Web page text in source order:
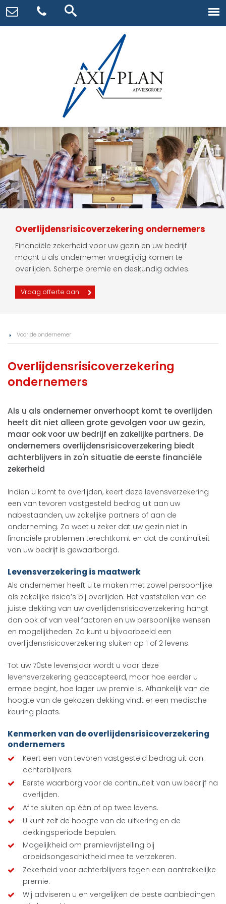
Overlijdensrisicoverzekering ondernemers
Financiële zekerheid voor uw gezin en uw bedrijf
mocht u als ondernemer vroegtijdig komen te
overlijden. Scherpe premie en deskundig advies.
Vraag offerte aan
Voor de ondernemer
Overlijdensrisicoverzekering
ondernemers
Als u als ondernemer onverhoopt komt te overlijden
heeft dit niet alleen grote gevolgen voor uw gezin,
maar ook voor uw bedrijf en zakelijke partners. De
ondernemers overlijdensrisicoverzekering biedt
achterblijvers in zo'n situatie de eerste financiële
zekerheid
Indien u komt te overlijden, keert deze levensverzekering
een van tevoren vastgesteld bedrag uit aan uw
nabestaanden, uw zakelijke partners of aan de
onderneming. Zo weet u zeker dat uw gezin niet in
financiële problemen terechtkomt en dat de continuïteit
van uw bedrijf is gewaarborgd.
Levensverzekering is maatwerk
Als ondernemer heeft u te maken met zowel persoonlijke
als zakelijke risico’s bij overlijden. Het vaststellen van de
juiste dekking van uw overlijdensrisicoverzekering hangt
dan ook af van veel factoren en uw persoonlijke wensen
en mogelijkheden. Zo kunt u bijvoorbeeld een
overlijdensrisicoverzekering sluiten op 1 of 2 levens.
Tot uw 70ste levensjaar wordt u voor deze
levensverzekering geaccepteerd, maar hoe eerder u
ermee begint, hoe lager uw premie is. Afhankelijk van de
hoogte van de gekozen dekking vindt er een medische
keuring plaats.
Kenmerken van de overlijdensrisicoverzekering
ondernemers
Keert een van tevoren vastgesteld bedrag uit aan
achterblijvers.
Eerste waarborg voor de continuïteit van uw bedrijf na
overlijden.
Af te sluiten op één of op twee levens.
U kunt zelf de hoogte van de uitkering en de
dekkingsperiode bepalen.
Mogelijkheid om premievrijstelling bij
arbeidsongeschiktheid mee te verzekeren.
Zekerheid voor achterblijvers tegen een aantrekkelijke
premie.
Wij adviseren u en vergelijken de beste aanbiedingen